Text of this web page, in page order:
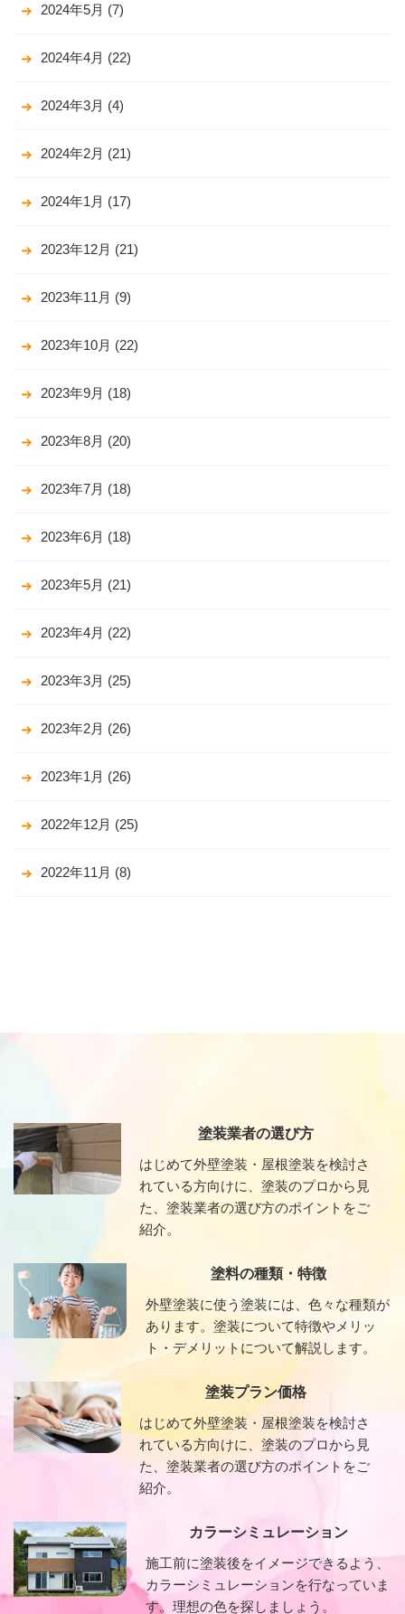
2024年5月 (7)
2024年4月 (22)
2024年3月 (4)
2024年2月 (21)
2024年1月 (17)
2023年12月 (21)
2023年11月 (9)
2023年10月 (22)
2023年9月 (18)
2023年8月 (20)
2023年7月 (18)
2023年6月 (18)
2023年5月 (21)
2023年4月 (22)
2023年3月 (25)
2023年2月 (26)
2023年1月 (26)
2022年12月 (25)
2022年11月 (8)
塗装業者の選び方
はじめて外壁塗装・屋根塗装を検討さ
れている方向けに、塗装のプロから見
た、塗装業者の選び方のポイントをご
紹介。
塗料の種類・特徴
外壁塗装に使う塗装には、色々な種類が
あります。塗装について特徴やメリッ
ト・デメリットについて解説します。
塗装プラン価格
はじめて外壁塗装・屋根塗装を検討さ
れている方向けに、塗装のプロから見
た、塗装業者の選び方のポイントをご
紹介。
カラーシミュレーション
施工前に塗装後をイメージできるよう、
カラーシミュレーションを行なっていま
す。理想の色を探しましょう。